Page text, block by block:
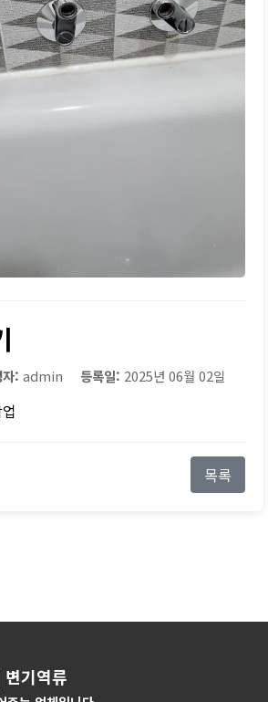
: admin 등록일: 2025년 06월 02일
목록
기역류